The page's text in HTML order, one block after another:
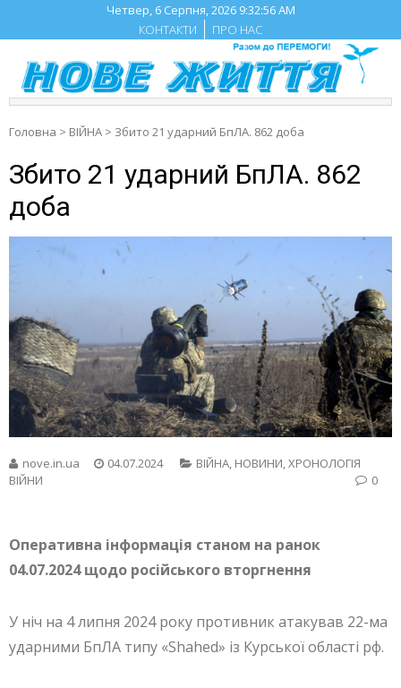
content
Четвер, 6 Серпня, 2026 9:32:57 AM
КОНТАКТИ
ПРО НАС
Головна > ВІЙНА > Збито 21 ударний БпЛА. 862 доба
Збито 21 ударний БпЛА. 862
доба
nove.in.ua 04.07.2024 ВІЙНА, НОВИНИ,ХРОНОЛОГІЯ
ВІЙНИ
0
Оперативна інформація станом на ранок
04.07.2024 щодо російського вторгнення
У ніч на 4 липня 2024 року противник атакував 22-ма
ударними БпЛА типу «Shahed» із Курської області рф.